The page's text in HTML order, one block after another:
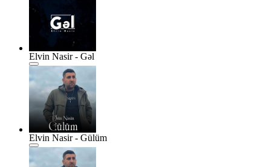
Elvin Nasir - Gəl
Elvin Nasir - Gülüm